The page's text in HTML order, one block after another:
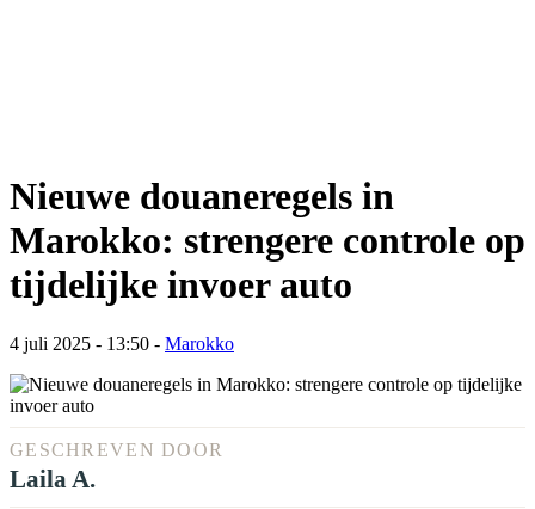
Nieuwe douaneregels in
Marokko: strengere controle op
tijdelijke invoer auto
4 juli 2025 - 13:50 - Marokko
GESCHREVEN DOOR
Laila A.